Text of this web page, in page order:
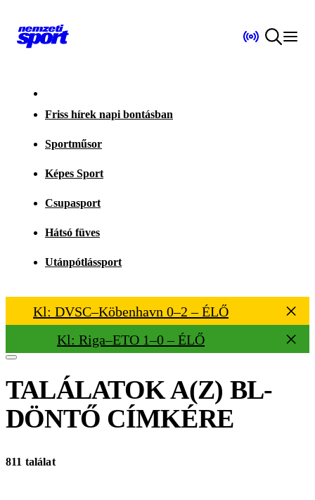
Friss hírek napi bontásban
Sportműsor
Képes Sport
Csupasport
Hátsó füves
Utánpótlássport
Kl: DVSC–Köbenhavn 0–2 – ÉLŐ
Kl: Riga–ETO 1–0 – ÉLŐ
TALÁLATOK A(Z) BL-
DÖNTŐ CÍMKÉRE
811 találat